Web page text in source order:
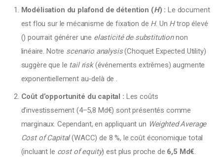
Modélisation du plafond de détention (H) : Le document
est flou sur le mécanisme de fixation de H. Un Htrop élevé
() pourrait générer une elasticité de substitutionnon
linéaire. Notre scenario analysis(Choquet Expected Utility)
suggère que le tail risk(événements extrêmes) augmente
exponentiellement au-delà de .
Coût d’opportunité du capital : Les coûts
d’investissement (4–5,8 Md€) sont présentés comme
marginaux. Cependant, en appliquant un Weighted Average
Cost of Capital(WACC) de 8 %, le coût économique total
(incluant le cost of equity) est plus proche de 6,5 Md€.